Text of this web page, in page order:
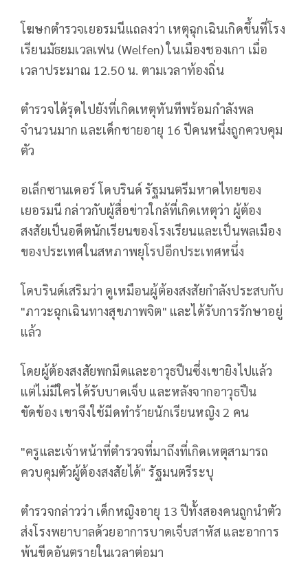
โฆษกตำรวจเยอรมนีแถลงว่า เหตุฉุกเฉินเกิดขึ้นที่โรง
เรียนมัธยมเวลเฟน (Welfen) ในเมืองชองเกา เมื่อ
เวลาประมาณ 12.50 น. ตามเวลาท้องถิ่น
ตำรวจได้รุดไปยังที่เกิดเหตุทันทีพร้อมกำลังพล
จำนวนมาก และเด็กชายอายุ 16 ปีคนหนึ่งถูกควบคุม
ตัว
อเล็กซานเดอร์ โดบรินด์ รัฐมนตรีมหาดไทยของ
เยอรมนี กล่าวกับผู้สื่อข่าวใกล้ที่เกิดเหตุว่า ผู้ต้อง
สงสัยเป็นอดีตนักเรียนของโรงเรียนและเป็นพลเมือง
ของประเทศในสหภาพยุโรปอีกประเทศหนึ่ง
โดบรินด์เสริมว่า ดูเหมือนผู้ต้องสงสัยกำลังประสบกับ
"ภาวะฉุกเฉินทางสุขภาพจิต" และได้รับการรักษาอยู่
แล้ว
โดยผู้ต้องสงสัยพกมีดและอาวุธปืนซึ่งเขายิงไปแล้ว
แต่ไม่มีใครได้รับบาดเจ็บ และหลังจากอาวุธปืน
ขัดข้อง เขาจึงใช้มีดทำร้ายนักเรียนหญิง 2 คน
"ครูและเจ้าหน้าที่ตำรวจที่มาถึงที่เกิดเหตุสามารถ
ควบคุมตัวผู้ต้องสงสัยได้" รัฐมนตรีระบุ
ตำรวจกล่าวว่า เด็กหญิงอายุ 13 ปีทั้งสองคนถูกนำตัว
ส่งโรงพยาบาลด้วยอาการบาดเจ็บสาหัส และอาการ
พ้นขีดอันตรายในเวลาต่อมา